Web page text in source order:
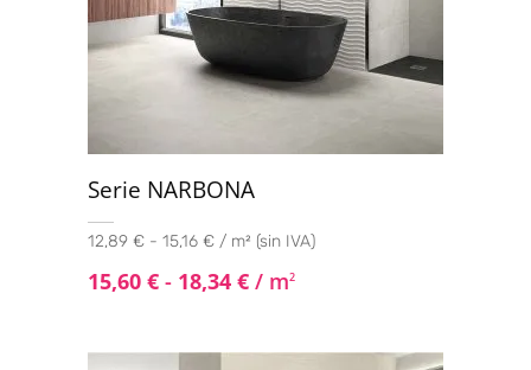
Serie NARBONA
12,89 € - 15,16 € / m² (sin IVA)
15,60 € - 18,34 € / m2